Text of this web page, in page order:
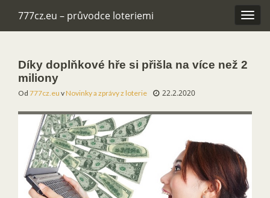
777cz.eu – průvodce loteriemi
Díky doplňkové hře si přišla na více než 2
miliony
Od 777cz.eu vNovinky a zprávy z loterie 22.2.2020